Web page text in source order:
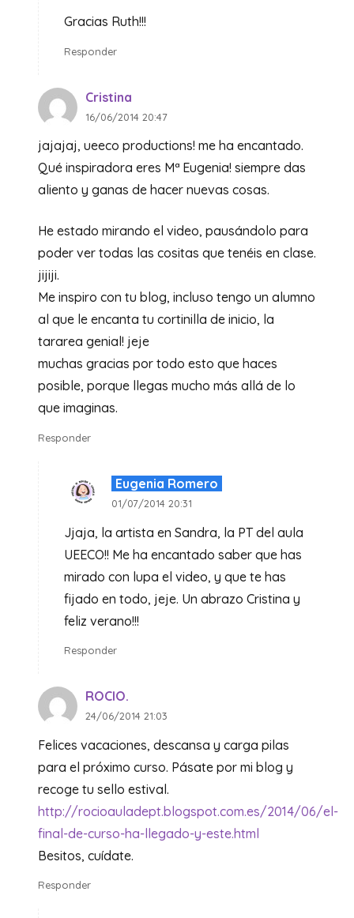
Gracias Ruth!!!
Responder
Cristina
16/06/2014 20:47
jajajaj, ueeco productions! me ha encantado.
Qué inspiradora eres Mª Eugenia! siempre das
aliento y ganas de hacer nuevas cosas.
He estado mirando el video, pausándolo para
poder ver todas las cositas que tenéis en clase.
jijiji.
Me inspiro con tu blog, incluso tengo un alumno
al que le encanta tu cortinilla de inicio, la
tararea genial! jeje
muchas gracias por todo esto que haces
posible, porque llegas mucho más allá de lo
que imaginas.
Responder
Eugenia Romero
01/07/2014 20:31
Jjaja, la artista en Sandra, la PT del aula
UEECO!! Me ha encantado saber que has
mirado con lupa el video, y que te has
fijado en todo, jeje. Un abrazo Cristina y
feliz verano!!!
Responder
ROCIO.
24/06/2014 21:03
Felices vacaciones, descansa y carga pilas
para el próximo curso. Pásate por mi blog y
recoge tu sello estival.
http://rocioauladept.blogspot.com.es/2014/06/el-
final-de-curso-ha-llegado-y-este.html
Besitos, cuídate.
Responder